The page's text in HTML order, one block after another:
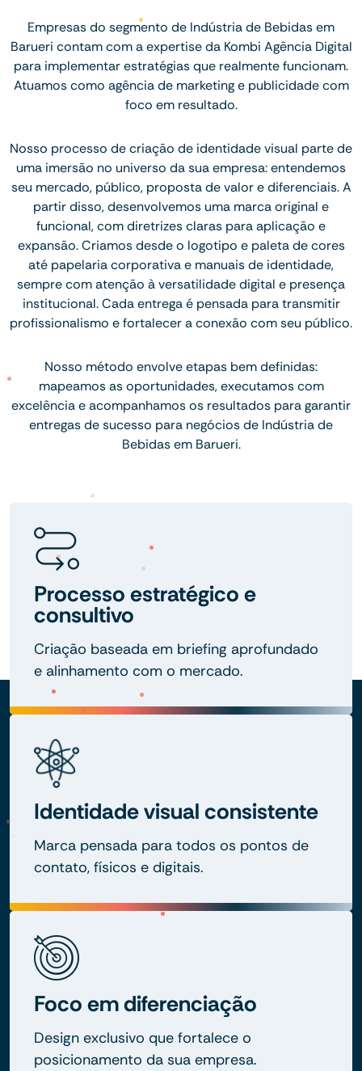
Empresas do segmento de Indústria de Bebidas em
Barueri contam com a expertise da Kombi Agência Digital
para implementar estratégias que realmente funcionam.
Atuamos como agência de marketing e publicidade com
foco em resultado.
Nosso processo de criação de identidade visual parte de
uma imersão no universo da sua empresa: entendemos
seu mercado, público, proposta de valor e diferenciais. A
partir disso, desenvolvemos uma marca original e
funcional, com diretrizes claras para aplicação e
expansão. Criamos desde o logotipo e paleta de cores
até papelaria corporativa e manuais de identidade,
sempre com atenção à versatilidade digital e presença
institucional. Cada entrega é pensada para transmitir
profissionalismo e fortalecer a conexão com seu público.
Nosso método envolve etapas bem definidas:
mapeamos as oportunidades, executamos com
excelência e acompanhamos os resultados para garantir
entregas de sucesso para negócios de Indústria de
Bebidas em Barueri.
Processo estratégico e
consultivo
Criação baseada em briefing aprofundado
e alinhamento com o mercado.
Identidade visual consistente
Marca pensada para todos os pontos de
contato, físicos e digitais.
Foco em diferenciação
Design exclusivo que fortalece o
posicionamento da sua empresa.